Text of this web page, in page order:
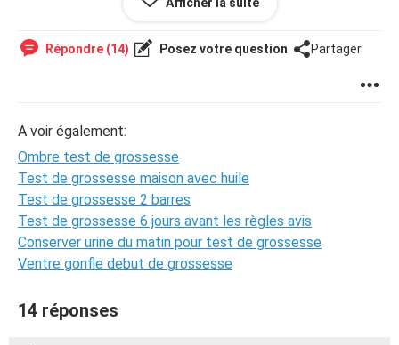
la vie n'est pas simple
Répondre (14) Posez votre question Partager
A voir également:
Ombre test de grossesse
Test de grossesse maison avec huile
Test de grossesse 2 barres
Test de grossesse 6 jours avant les règles avis
Conserver urine du matin pour test de grossesse
Ventre gonfle debut de grossesse
14 réponses